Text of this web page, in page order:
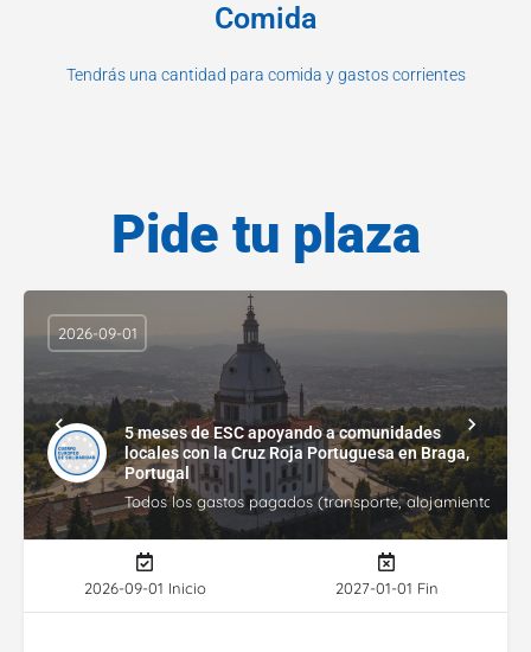
Comida
Tendrás una cantidad para comida y gastos corrientes
Pide tu plaza
5 meses de ESC apoyando a comunidades
locales con la Cruz Roja Portuguesa en Braga,
Portugal
Todos los gastos pagados (transporte, alojamiento,
2026-09-01
2026-09-01 Inicio 2027-01-01 Fin